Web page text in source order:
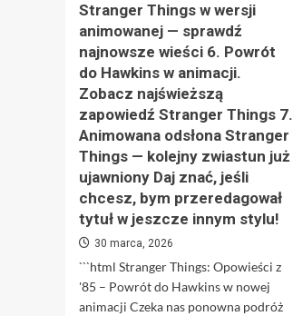
Stranger Things w wersji
animowanej — sprawdź
najnowsze wieści 6. Powrót
do Hawkins w animacji.
Zobacz najświeższą
zapowiedź Stranger Things 7.
Animowana odsłona Stranger
Things — kolejny zwiastun już
ujawniony Daj znać, jeśli
chcesz, bym przeredagował
tytuł w jeszcze innym stylu!
30 marca, 2026
```html Stranger Things: Opowieści z
'85 – Powrót do Hawkins w nowej
animacji Czeka nas ponowna podróż